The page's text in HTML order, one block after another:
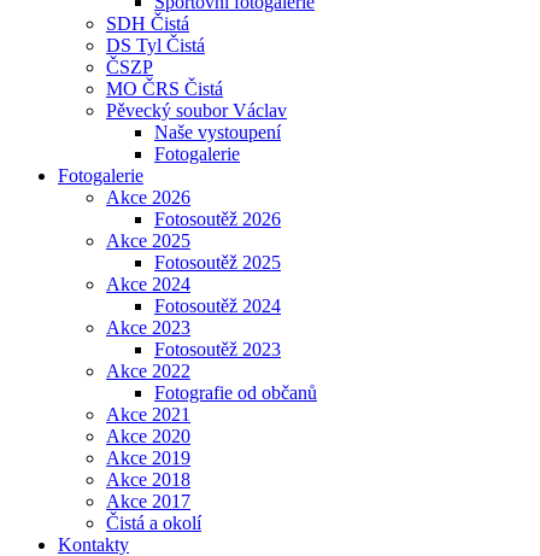
SDH Čistá
DS Tyl Čistá
ČSZP
MO ČRS Čistá
Pěvecký soubor Václav
Naše vystoupení
Fotogalerie
Fotogalerie
Akce 2026
Fotosoutěž 2026
Akce 2025
Fotosoutěž 2025
Akce 2024
Fotosoutěž 2024
Akce 2023
Fotosoutěž 2023
Akce 2022
Fotografie od občanů
Akce 2021
Akce 2020
Akce 2019
Akce 2018
Akce 2017
Čistá a okolí
Kontakty